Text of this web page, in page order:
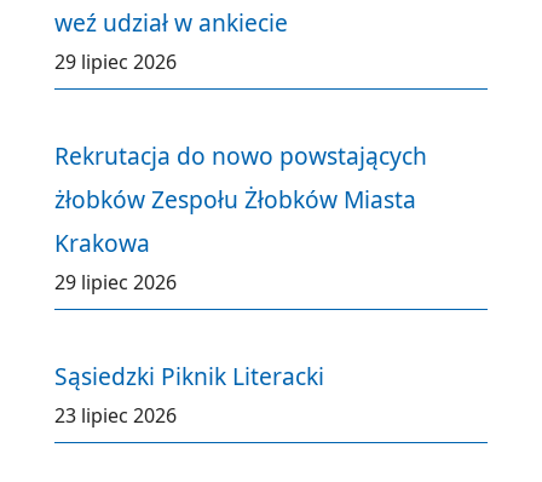
weź udział w ankiecie
29 lipiec 2026
Rekrutacja do nowo powstających
żłobków Zespołu Żłobków Miasta
Krakowa
29 lipiec 2026
Sąsiedzki Piknik Literacki
23 lipiec 2026